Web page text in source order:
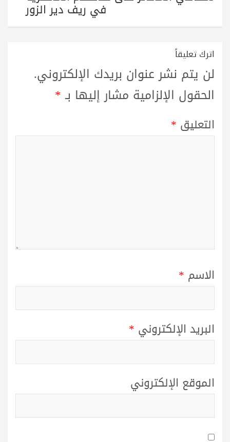
في ريف دير الزور
اترك تعليقاً
لن يتم نشر عنوان بريدك الإلكتروني.
الحقول الإلزامية مشار إليها بـ*
التعليق *
الاسم *
البريد الإلكتروني *
الموقع الإلكتروني